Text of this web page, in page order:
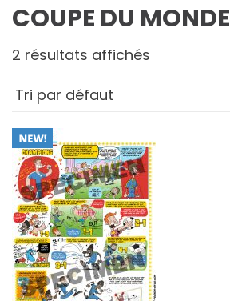
COUPE DU MONDE
2 résultats affichés